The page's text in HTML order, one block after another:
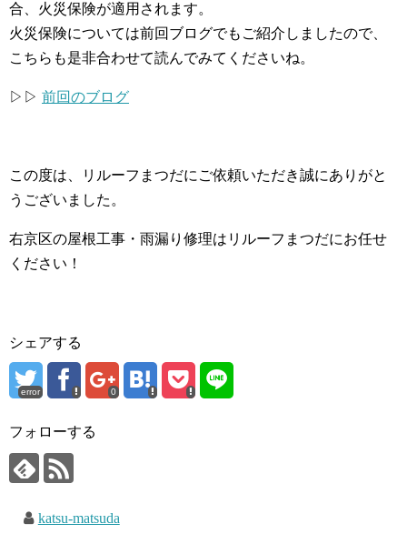
合、火災保険が適用されます。
火災保険については前回ブログでもご紹介しましたので、
こちらも是非合わせて読んでみてくださいね。
▷▷ 前回のブログ
この度は、リルーフまつだにご依頼いただき誠にありがと
うございました。
右京区の屋根工事・雨漏り修理はリルーフまつだにお任せ
ください！
シェアする
error 0
フォローする
katsu-matsuda